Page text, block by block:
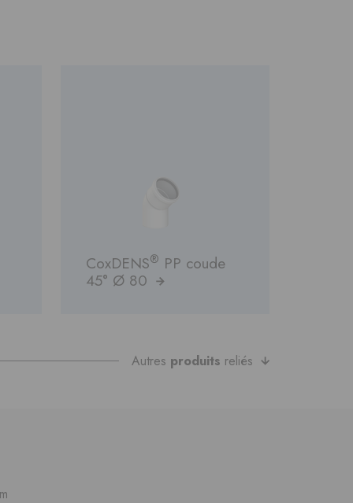
CoxDENS® PP coude
45° Ø 80
Autres produits reliés